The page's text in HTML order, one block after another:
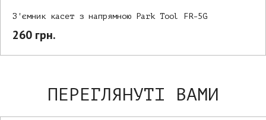
З'ємник касет з напрямною Park Tool FR-5G
260 грн.
ПЕРЕГЛЯНУТІ ВАМИ